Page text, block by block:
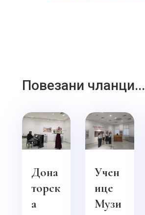
Повезани чланци...
Дона
торск
а
Учен
ице
Музи